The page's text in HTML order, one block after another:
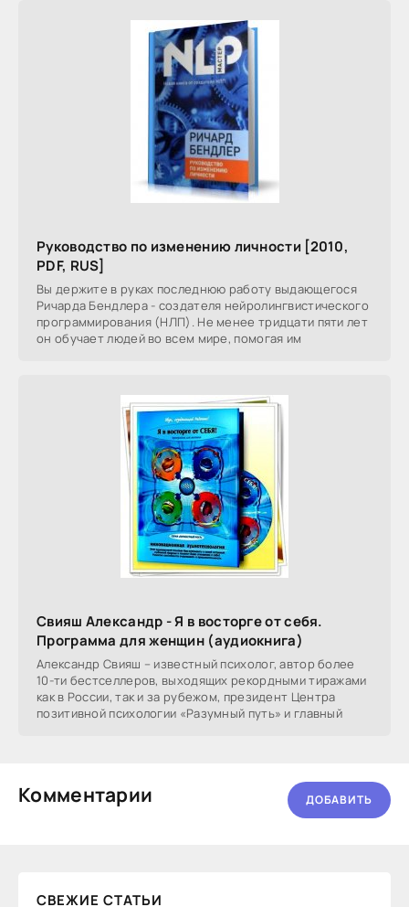
Руководство по изменению личности [2010,
PDF, RUS]
Вы держите в руках последнюю работу выдающегося
Ричарда Бендлера - создателя нейролингвистического
программирования (НЛП). Не менее тридцати пяти лет
он обучает людей во всем мире, помогая им
Свияш Александр - Я в восторге от себя.
Программа для женщин (аудиокнига)
Александр Свияш – известный психолог, автор более
10-ти бестселлеров, выходящих рекордными тиражами
как в России, так и за рубежом, президент Центра
позитивной психологии «Разумный путь» и главный
Комментарии ДОБАВИТЬ
СВЕЖИЕ СТАТЬИ